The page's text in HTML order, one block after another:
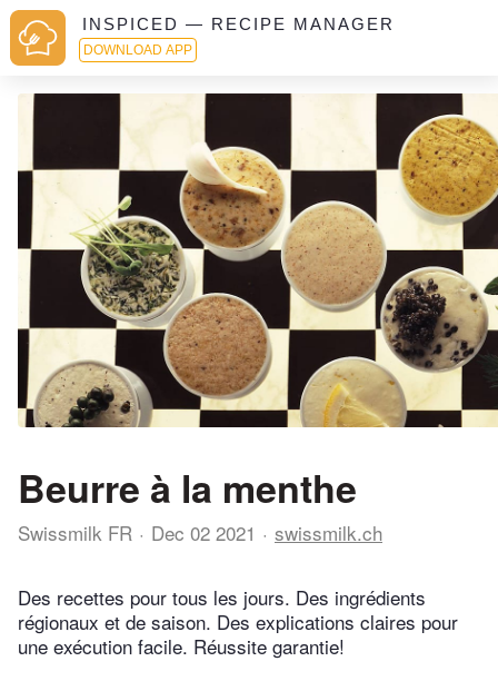
INSPICED — RECIPE MANAGER
DOWNLOAD APP
Beurre à la menthe
Swissmilk FR Dec 02 2021 swissmilk.ch
Des recettes pour tous les jours. Des ingrédients
régionaux et de saison. Des explications claires pour
une exécution facile. Réussite garantie!